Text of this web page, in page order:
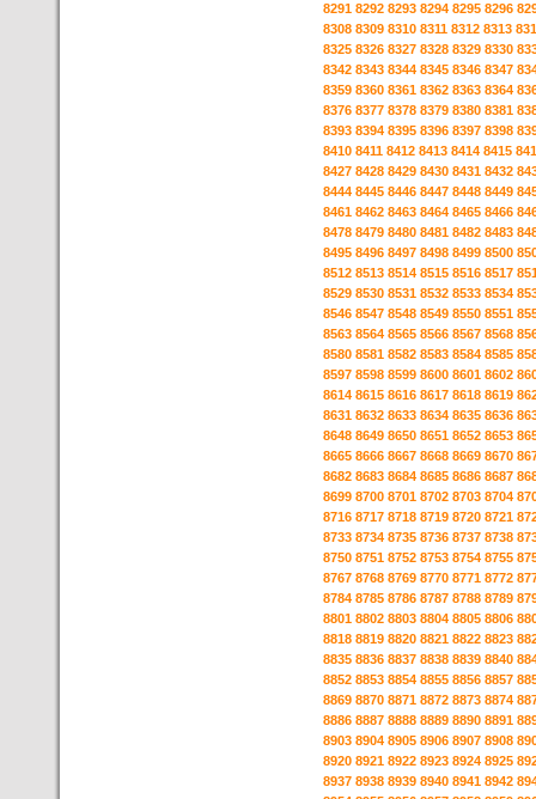
8291 8292 8293 8294 8295 8296
8308 8309 8310 8311 8312 8313
8325 8326 8327 8328 8329 8330
8342 8343 8344 8345 8346 8347
8359 8360 8361 8362 8363 8364
8376 8377 8378 8379 8380 8381
8393 8394 8395 8396 8397 8398
8410 8411 8412 8413 8414 8415
8427 8428 8429 8430 8431 8432
8444 8445 8446 8447 8448 8449
8461 8462 8463 8464 8465 8466
8478 8479 8480 8481 8482 8483
8495 8496 8497 8498 8499 8500
8512 8513 8514 8515 8516 8517
8529 8530 8531 8532 8533 8534
8546 8547 8548 8549 8550 8551
8563 8564 8565 8566 8567 8568
8580 8581 8582 8583 8584 8585
8597 8598 8599 8600 8601 8602
8614 8615 8616 8617 8618 8619
8631 8632 8633 8634 8635 8636
8648 8649 8650 8651 8652 8653
8665 8666 8667 8668 8669 8670
8682 8683 8684 8685 8686 8687
8699 8700 8701 8702 8703 8704
8716 8717 8718 8719 8720 8721
8733 8734 8735 8736 8737 8738
8750 8751 8752 8753 8754 8755
8767 8768 8769 8770 8771 8772
8784 8785 8786 8787 8788 8789
8801 8802 8803 8804 8805 8806
8818 8819 8820 8821 8822 8823
8835 8836 8837 8838 8839 8840
8852 8853 8854 8855 8856 8857
8869 8870 8871 8872 8873 8874
8886 8887 8888 8889 8890 8891
8903 8904 8905 8906 8907 8908
8920 8921 8922 8923 8924 8925
8937 8938 8939 8940 8941 8942